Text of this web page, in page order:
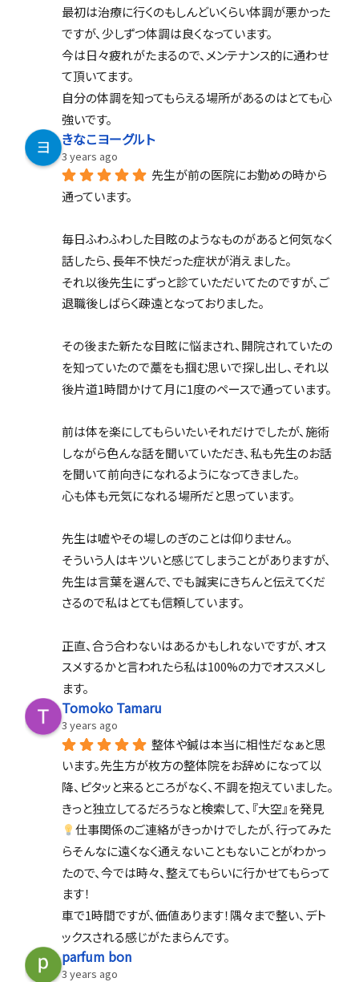
最初は治療に行くのもしんどいくらい体調が悪かった
ですが、少しずつ体調は良くなっています。
今は日々疲れがたまるので、メンテナンス的に通わせ
て頂いてます。
自分の体調を知ってもらえる場所があるのはとても心
強いです。
きなこヨーグルト
3 years ago
先生が前の医院にお勤めの時から
通っています。
毎日ふわふわした目眩のようなものがあると何気なく
話したら、長年不快だった症状が消えました。
それ以後先生にずっと診ていただいてたのですが、ご
退職後しばらく疎遠となっておりました。
その後また新たな目眩に悩まされ、開院されていたの
を知っていたので藁をも掴む思いで探し出し、それ以
後片道1時間かけて月に1度のペースで通っています。
前は体を楽にしてもらいたいそれだけでしたが、施術
しながら色んな話を聞いていただき、私も先生のお話
を聞いて前向きになれるようになってきました。
心も体も元気になれる場所だと思っています。
先生は嘘やその場しのぎのことは仰りません。
そういう人はキツいと感じてしまうことがありますが、
先生は言葉を選んで、でも誠実にきちんと伝えてくだ
さるので私はとても信頼しています。
正直、合う合わないはあるかもしれないですが、オス
スメするかと言われたら私は100%の力でオススメし
ます。
Tomoko Tamaru
3 years ago
整体や鍼は本当に相性だなぁと思
います。先生方が枚方の整体院をお辞めになって以
降、ピタッと来るところがなく、不調を抱えていました。
きっと独立してるだろうなと検索して、『大空』を発見
仕事関係のご連絡がきっかけでしたが、行ってみた
らそんなに遠くなく通えないこともないことがわかっ
たので、今では時々、整えてもらいに行かせてもらって
ます！
車で1時間ですが、価値あります！隅々まで整い、デト
ックスされる感じがたまらんです。
parfum bon
3 years ago